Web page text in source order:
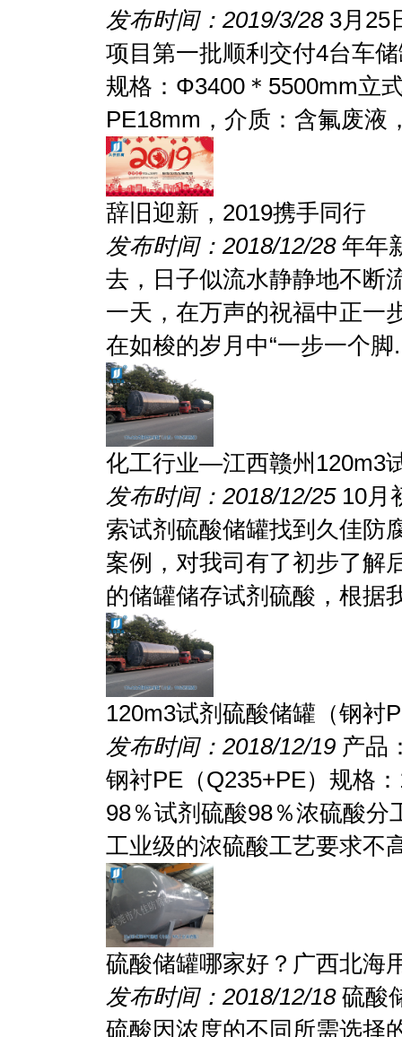
发布时间：2019/3/28 3月25
项目第一批顺利交付4台车
规格：Φ3400＊5500mm立
PE18mm，介质：含氟废液
辞旧迎新，2019携手同行
发布时间：2018/12/28 年年
去，日子似流水静静地不断
一天，在万声的祝福中正一
在如梭的岁月中“一步一个脚
化工行业—江西赣州120m3
发布时间：2018/12/25 10月
索试剂硫酸储罐找到久佳防
案例，对我司有了初步了解
的储罐储存试剂硫酸，根据
120m3试剂硫酸储罐（钢衬
发布时间：2018/12/19 产品
钢衬PE（Q235+PE）规格
98％试剂硫酸98％浓硫酸
工业级的浓硫酸工艺要求不
硫酸储罐哪家好？广西北海
发布时间：2018/12/18 硫酸
硫酸因浓度的不同所需选择